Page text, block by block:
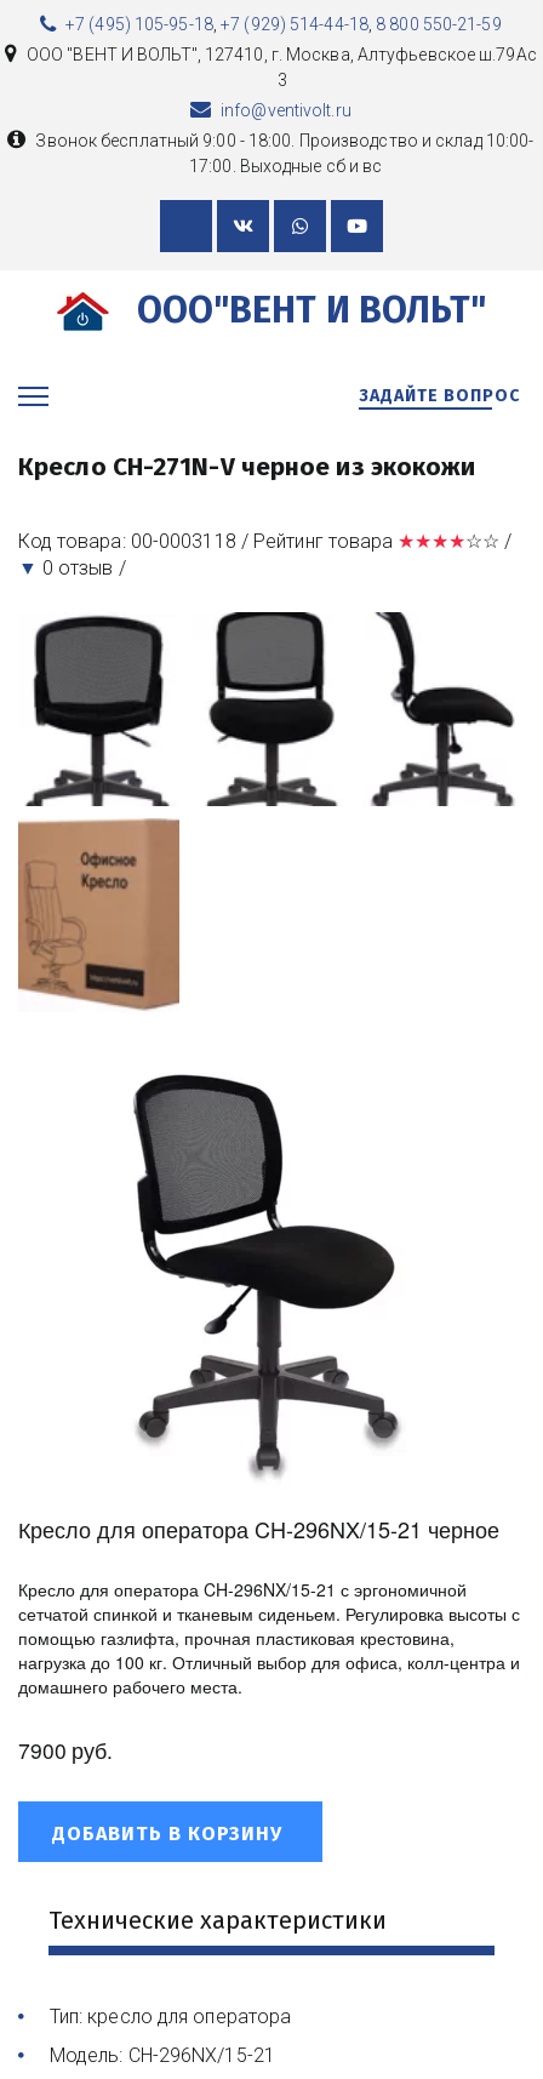
+7 (495) 105-95-18,+7 (929) 514-44-18, 8 800 550-21-59
ООО "ВЕНТ И ВОЛЬТ" 127410, г. Москва Алтуфьевское ш.79Ас
3
info@ventivolt.ru
Звонок бесплатный 9:00 - 18:00. Производство и склад 10:00-
17:00. Выходные сб и вс
ООО"ВЕНТ И ВОЛЬТ"
ЗАДАЙТЕ ВОПРОС
Кресло CH-271N-V черное из экокожи
Код товара: 00-0003118 / Рейтинг товара ★★★★☆☆ /
▼ 0 отзыв /
Кресло для оператора CH-296NX/15-21 черное
Кресло для оператора CH-296NX/15-21 с эргономичной
сетчатой спинкой и тканевым сиденьем. Регулировка высоты с
помощью газлифта, прочная пластиковая крестовина,
нагрузка до 100 кг. Отличный выбор для офиса, колл-центра и
домашнего рабочего места.
7900 руб.
ДОБАВИТЬ В КОРЗИНУ
Технические характеристики
Тип: кресло для оператора
Модель: CH-296NX/15-21